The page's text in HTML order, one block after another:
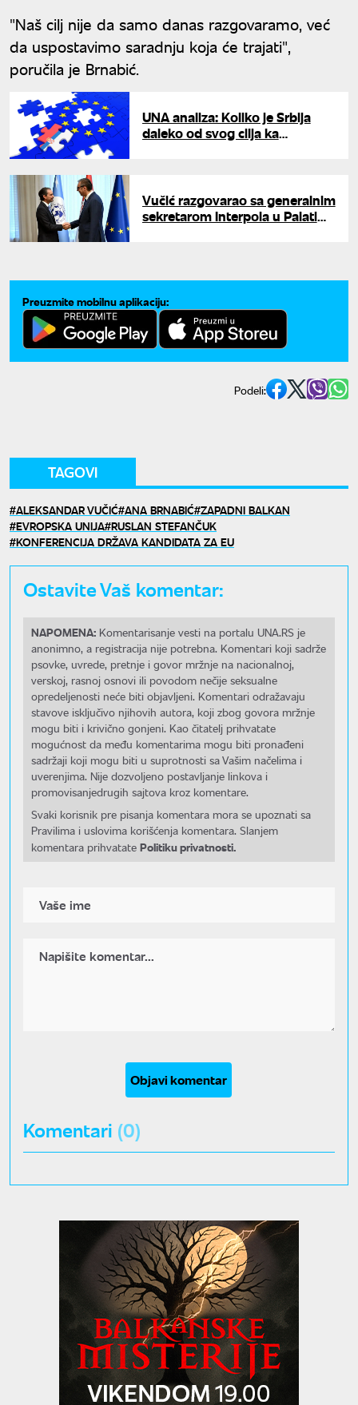
"Naš cilj nije da samo danas razgovaramo, već
da uspostavimo saradnju koja će trajati",
poručila je Brnabić.
UNA analiza: Koliko je Srbija
daleko od svog cilja ka
Vučić razgovarao sa generalnim
sekretarom Interpola u Palati
Preuzmite mobilnu aplikaciju:
Podeli:
TAGOVI
ALEKSANDAR VUČIĆ ANA BRNABIĆ ZAPADNI BALKAN
EVROPSKA UNIJA RUSLAN STEFANČUK
KONFERENCIJA DRŽAVA KANDIDATA ZA EU
Ostavite Vaš komentar:
NAPOMENA: Komentarisanje vesti na portalu UNA.RS je
anonimno, a registracija nije potrebna. Komentari koji sadrže
psovke, uvrede, pretnje i govor mržnje na nacionalnoj,
verskoj, rasnoj osnovi ili povodom nečije seksualne
opredeljenosti neće biti objavljeni. Komentari odražavaju
stavove isključivo njihovih autora, koji zbog govora mržnje
mogu biti i krivično gonjeni. Kao čitatelj prihvatate
mogućnost da među komentarima mogu biti pronađeni
sadržaji koji mogu biti u suprotnosti sa Vašim načelima i
uverenjima. Nije dozvoljeno postavljanje linkova i
promovisanjedrugih sajtova kroz komentare.
Svaki korisnik pre pisanja komentara mora se upoznati sa
Pravilima i uslovima korišćenja komentara. Slanjem
komentara prihvatate Politiku privatnosti.
Objavi komentar
Komentari (0)